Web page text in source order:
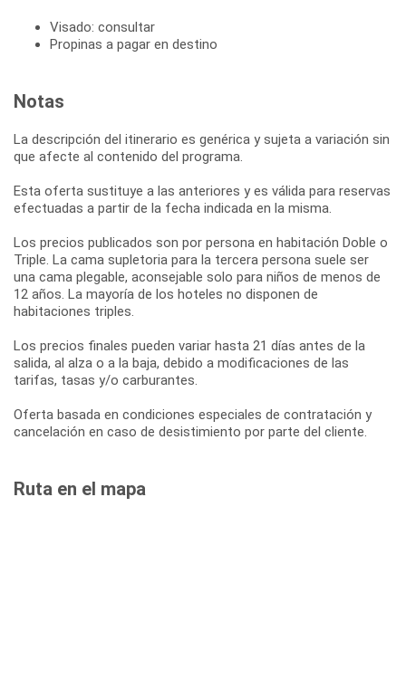
Visado: consultar
Propinas a pagar en destino
Notas
La descripción del itinerario es genérica y sujeta a variación sin
que afecte al contenido del programa.
Esta oferta sustituye a las anteriores y es válida para reservas
efectuadas a partir de la fecha indicada en la misma.
Los precios publicados son por persona en habitación Doble o
Triple. La cama supletoria para la tercera persona suele ser
una cama plegable, aconsejable solo para niños de menos de
12 años. La mayoría de los hoteles no disponen de
habitaciones triples.
Los precios finales pueden variar hasta 21 días antes de la
salida, al alza o a la baja, debido a modificaciones de las
tarifas, tasas y/o carburantes.
Oferta basada en condiciones especiales de contratación y
cancelación en caso de desistimiento por parte del cliente.
Ruta en el mapa